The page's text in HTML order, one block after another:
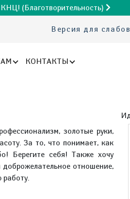
(Благотворительность)
Версия для
КОНТАКТЫ
золотые руки,
За то, что понимает, как
Берегите себя! Также хочу
доброжелательное отношение,
работу.